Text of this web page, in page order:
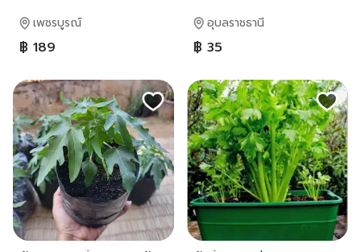
เพชรบูรณ์
฿ 189
อุบลราชธานี
฿ 35